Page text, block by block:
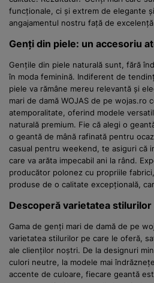
funcționale, ci și extrem de elegante
angajamentul nostru față de
Genți din piele: un accesoriu
Gențile din piele naturală sunt, fără
în moda feminină. Indiferent de
piele va rămâne mereu relevantă și
mari de damă WOJAS de pe wojas.ro
atemporalitate, oferind modele
naturală premium. Fie că alegi o
o geantă de mână rafinată pentru
casual pentru weekend, te asiguri că
care va arăta impecabil ani la rând.
producător polonez cu propriile
produse de o calitate excepțională,
Descoperă varietatea stilurilor
Gama de genți mari de damă de pe
varietatea stilurilor pe care le oferă,
ale clienților noștri. De la designuri
culori neutre, la modele mai
accente de culoare, fiecare geantă